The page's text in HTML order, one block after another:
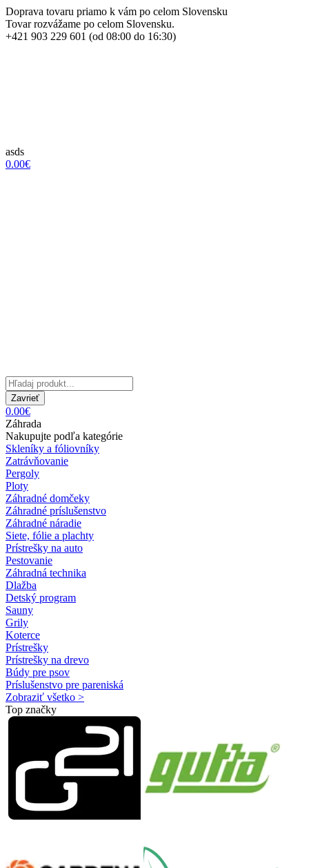
Doprava tovaru priamo k vám po celom Slovensku
Tovar rozvážame po celom Slovensku.
+421 903 229 601 (od 08:00 do 16:30)
asds
0.00€
Zavrieť
0.00€
Záhrada
Nakupujte podľa kategórie
Skleníky a fóliovníky
Zatrávňovanie
Pergoly
Ploty
Záhradné domčeky
Záhradné príslušenstvo
Záhradné náradie
Siete, fólie a plachty
Prístrešky na auto
Pestovanie
Záhradná technika
Dlažba
Detský program
Sauny
Grily
Koterce
Prístrešky
Prístrešky na drevo
Búdy pre psov
Príslušenstvo pre pareniská
Zobraziť všetko >
Top značky